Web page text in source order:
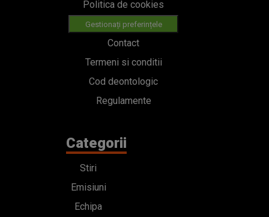
Politica de cookies
Gestionați preferințele
Contact
Termeni si conditii
Cod deontologic
Regulamente
Categorii
Stiri
Emisiuni
Echipa